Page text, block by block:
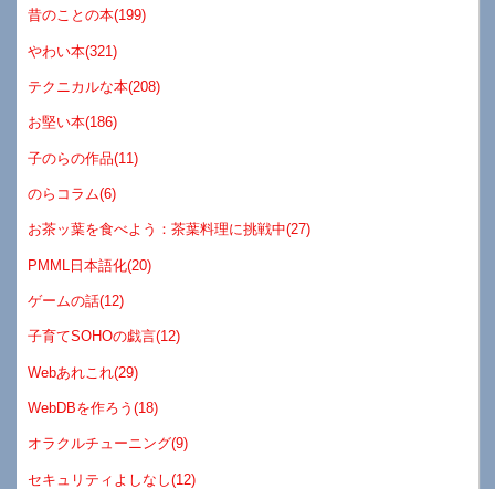
昔のことの本(199)
やわい本(321)
テクニカルな本(208)
お堅い本(186)
子のらの作品(11)
のらコラム(6)
お茶ッ葉を食べよう：茶葉料理に挑戦中(27)
PMML日本語化(20)
ゲームの話(12)
子育てSOHOの戯言(12)
Webあれこれ(29)
WebDBを作ろう(18)
オラクルチューニング(9)
セキュリティよしなし(12)